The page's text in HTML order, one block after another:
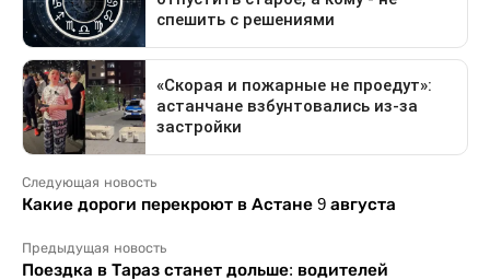
Следующая новость
Какие дороги перекроют в Астане 9 августа
Предыдущая новость
Поездка в Тараз станет дольше: водителей